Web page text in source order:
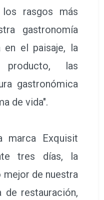
rasgos más
gastronomía
en el paisaje, la
producto, las
gastronómica
de vida".
Exquisit
tres días, la
de nuestra
restauración,